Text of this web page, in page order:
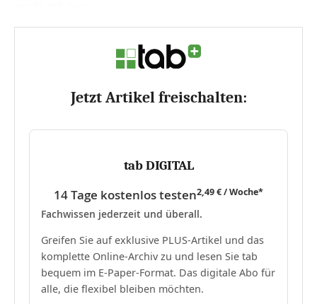
Jetzt Artikel freischalten:
tab DIGITAL
14 Tage kostenlos testen2,49 € / Woche*
Fachwissen jederzeit und überall.
Greifen Sie auf exklusive PLUS-Artikel und das
komplette Online-Archiv zu und lesen Sie tab
bequem im E-Paper-Format. Das digitale Abo für
alle, die flexibel bleiben möchten.